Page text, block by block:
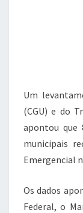
Um
(CGU) e do
apontou que
municipais
Emergencial
Os dados
Federal, o